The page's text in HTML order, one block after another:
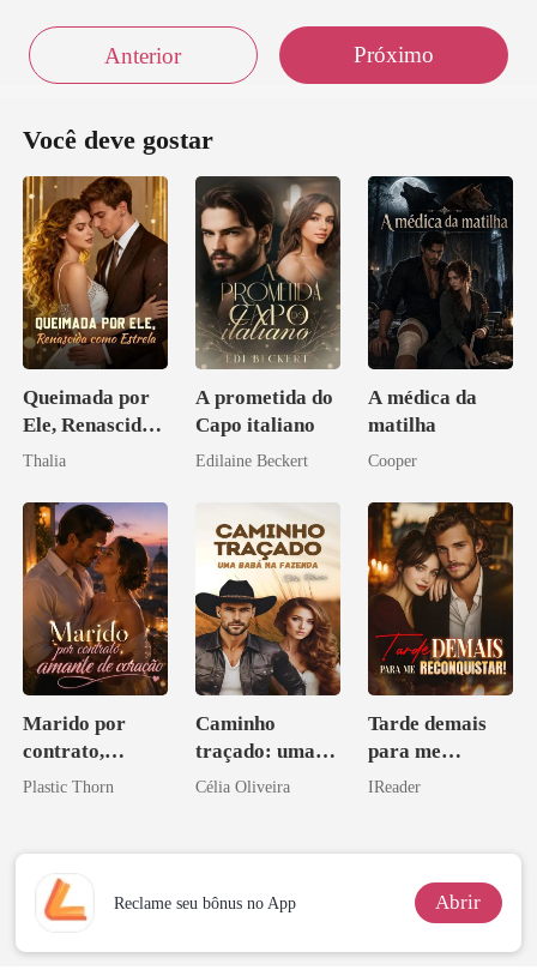
Anterior Próximo
Você deve gostar
Queimada por
Ele, Renascida
como Estrela
Thalia
A prometida do
Capo italiano
Edilaine Beckert
A médica da
matilha
Cooper
Marido por
contrato,
amante de
Plastic Thorn
Caminho
traçado: uma
babá na fazenda
Célia Oliveira
Tarde demais
para me
reconquistar!
IReader
Reclame seu bônus no App Abrir